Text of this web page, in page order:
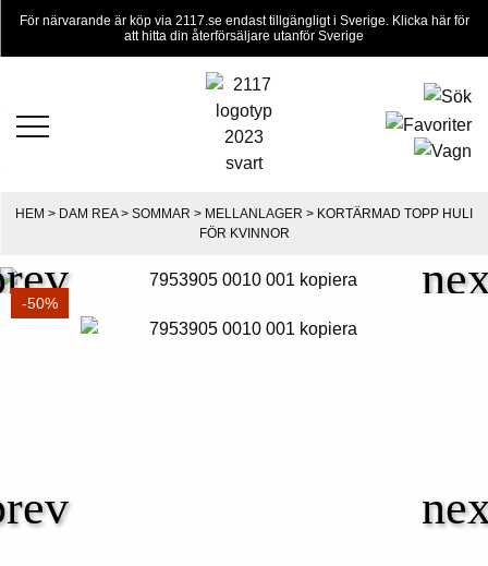
För närvarande är köp via 2117.se endast tillgängligt i Sverige. Klicka här för
att hitta din återförsäljare utanför Sverige
HEM > DAM REA> SOMMAR > MELLANLAGER > KORTÄRMAD TOPP HULI
FÖR KVINNOR
-50%